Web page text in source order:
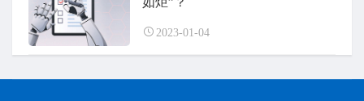
2023-01-04